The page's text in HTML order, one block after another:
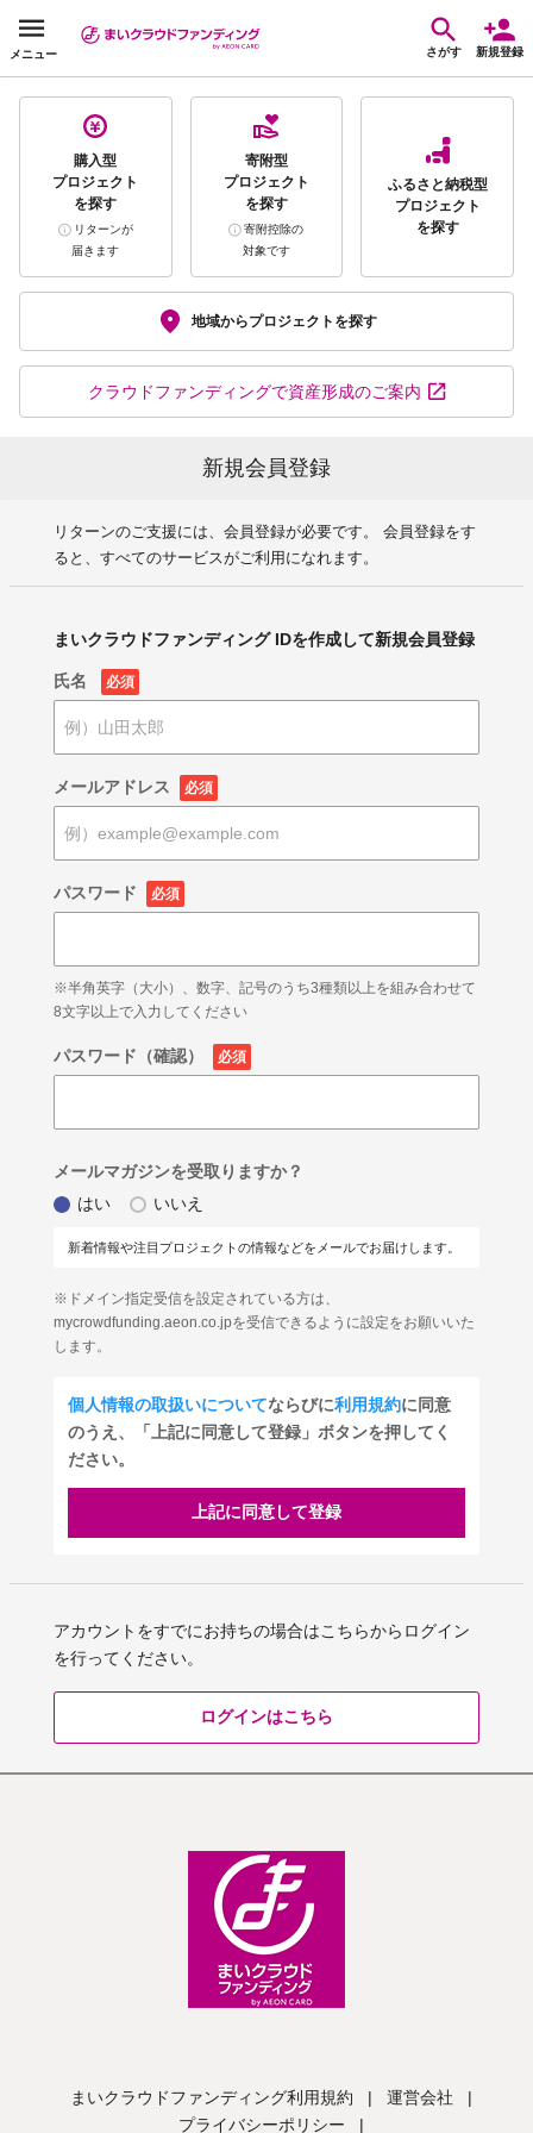
メニュー さがす 新規登録
購入型
プロジェクト
を探す
リターンが
届きます
寄附型
プロジェクト
を探す
寄附控除の
対象です
ふるさと納税型
プロジェクト
を探す
地域からプロジェクトを探す
クラウドファンディングで資産形成のご案内
新規会員登録
リターンのご支援には、会員登録が必要です。 会員登録をす
ると、すべてのサービスがご利用になれます。
まいクラウドファンディング IDを作成して新規会員登録
氏名 必須
メールアドレス 必須
パスワード 必須
※半角英字（大小）、数字、記号のうち3種類以上を組み合わせて
8文字以上で入力してください
パスワード（確認） 必須
メールマガジンを受取りますか？
はい
いいえ
新着情報や注目プロジェクトの情報などをメールでお届けします。
※ドメイン指定受信を設定されている方は、
mycrowdfunding.aeon.co.jpを受信できるように設定をお願いいた
します。
個人情報の取扱いについてならびに利用規約に同意
のうえ、「上記に同意して登録」ボタンを押してく
ださい。
上記に同意して登録
アカウントをすでにお持ちの場合はこちらからログイン
を行ってください。
ログインはこちら
まいクラウドファンディング利用規約 | 運営会社
|
プライバシーポリシー
|